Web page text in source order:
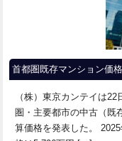
首都圏既存マンション価
（株）東京カンテイは
圏・主要都市の中古（既
算価格を発表した。